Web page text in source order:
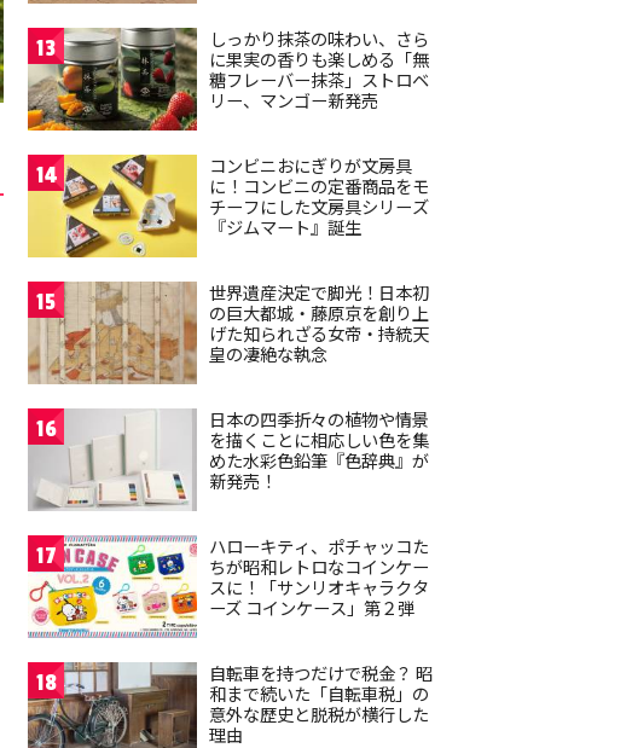
13
しっかり抹茶の味わい、さら
に果実の香りも楽しめる「無
糖フレーバー抹茶」ストロベ
リー、マンゴー新発売
14
コンビニおにぎりが文房具
に！コンビニの定番商品をモ
チーフにした文房具シリーズ
『ジムマート』誕生
15
世界遺産決定で脚光！日本初
の巨大都城・藤原京を創り上
げた知られざる女帝・持統天
皇の凄絶な執念
16
日本の四季折々の植物や情景
を描くことに相応しい色を集
めた水彩色鉛筆『色辞典』が
新発売！
17
ハローキティ、ポチャッコた
ちが昭和レトロなコインケー
スに！「サンリオキャラクタ
ーズ コインケース」第２弾
18
自転車を持つだけで税金？ 昭
和まで続いた「自転車税」の
意外な歴史と脱税が横行した
理由